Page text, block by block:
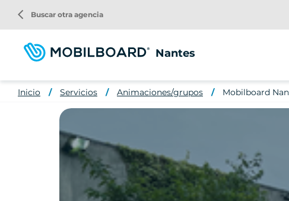
contenido
principal
Nantes
arrow_back_ios Buscar otra agencia
Inicio Servicios Animaciones/grupos Mobilboard